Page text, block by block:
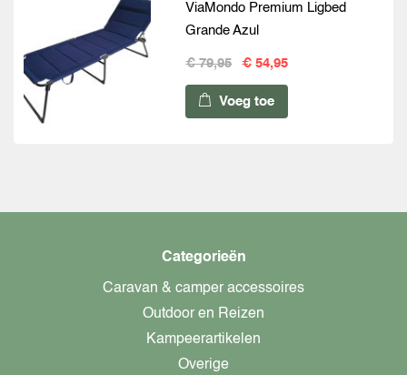
ViaMondo Premium Ligbed
Grande Azul
€ 79,95 € 54,95
Voeg toe
Categorieën
Caravan & camper accessoires
Outdoor en Reizen
Kampeerartikelen
Overige